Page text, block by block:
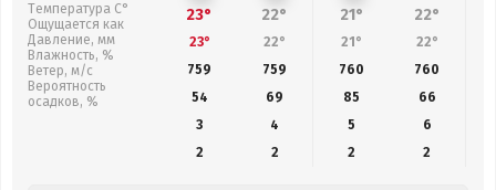
Температура С°
Ощущается как
Давление, мм
Влажность, %
Ветер, м/с
Вероятность
осадков, %
23° 22° 21° 22°
23° 22° 21° 22°
759
759 760 760
54
69 85 66
3
4 5
6
2
2 2 2